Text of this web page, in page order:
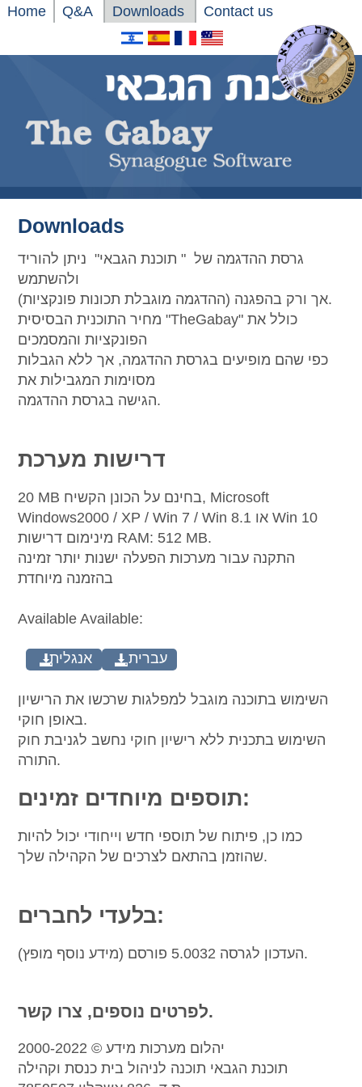
Home Q&A Downloads Contact us
Downloads
גרסת ההדגמה של " תוכנת הגבאי" ניתן להוריד
אך ורק בהפגנה (ההדגמה מוגבלת תכונות פונקציות).
מחיר התוכנית הבסיסית "TheGabay" כולל את
כפי שהם מופיעים בגרסת ההדגמה, אך ללא הגבלות
הגישה בגרסת ההדגמה.
דרישות מערכת
20 MB בחינם על הכונן הקשיח, Microsoft
Windows2000 / XP / Win 7 / Win 8.1 או Win 10
מינימום דרישות RAM: 512 MB.
התקנה עבור מערכות הפעלה ישנות יותר זמינה
בהזמנה מיוחדת
Available Available:
עברית אנגלית
השימוש בתוכנה מוגבל למפלגות שרכשו את הרישיון
באופן חוקי.
השימוש בתכנית ללא רישיון חוקי נחשב לגניבת חוק
התורה.
תוספים מיוחדים זמינים:
כמו כן, פיתוח של תוספי חדש וייחודי יכול להיות
שהוזמן בהתאם לצרכים של הקהילה שלך.
בלעדי לחברים:
העדכון לגרסה 5.0032 פורסם (מידע נוסף מופץ).
לפרטים נוספים, צרו קשר.
יהלום מערכות מידע © 2000-2022